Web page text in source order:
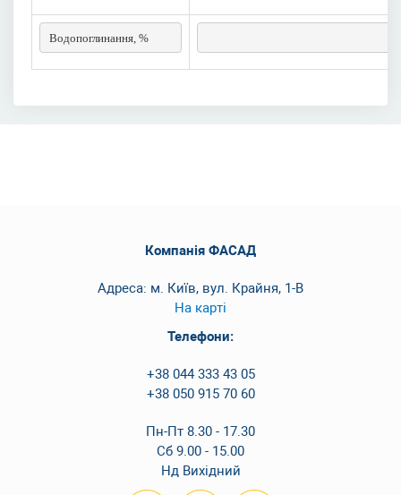
Водопоглинання, %
Компанія ФАСАД
Адреса: м. Київ, вул. Крайня, 1-В
На карті
Телефони:
+38 044 333 43 05
+38 050 915 70 60
Пн-Пт 8.30 - 17.30
Сб 9.00 - 15.00
Нд Вихідний